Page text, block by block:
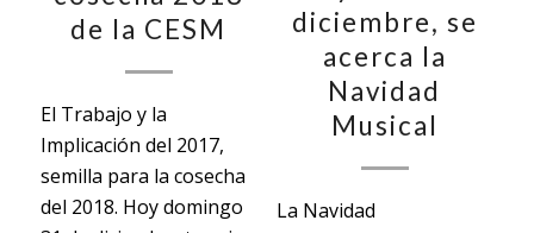
de la CESM
El Trabajo y la
Implicación del 2017,
semilla para la cosecha
del 2018. Hoy domingo
diciembre, se
acerca la
Navidad
Musical
La Navidad